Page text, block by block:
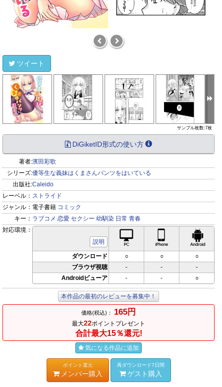
ツイート
サンプル枚数:7枚
DiGiketID形式の使い方
著者:濱田彩歌
シリーズ:優等生な義妹はくまさんパンツをはいている
出版社:Caleido
レーベル： ストライド
ジャンル： 電子書籍 コミック
キー： ラブコメ 恋愛 セクシー 幼馴染 日常 青春
対応環境：
説明
iPhone対応
ダウンロード ○ ○
○
ブラウザ視聴
- -
-
Androidビューア
- - ○
本作品の最初のレビューを募集中！
価格(税込)： 165円
最大22ポイントプレゼント
合計最大15％還元!
気になる作品に追加
ポイント還元
メンバー購入
再ダウンロード7日間
ゲスト購入